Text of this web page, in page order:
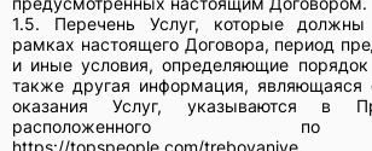
1.5. Перечень Услуг, которые
рамках настоящего Договора, период
и иные условия, определяющие порядок
также другая информация, являющаяся
оказания Услуг, указываются в
расположенного
https://topspeople.com/